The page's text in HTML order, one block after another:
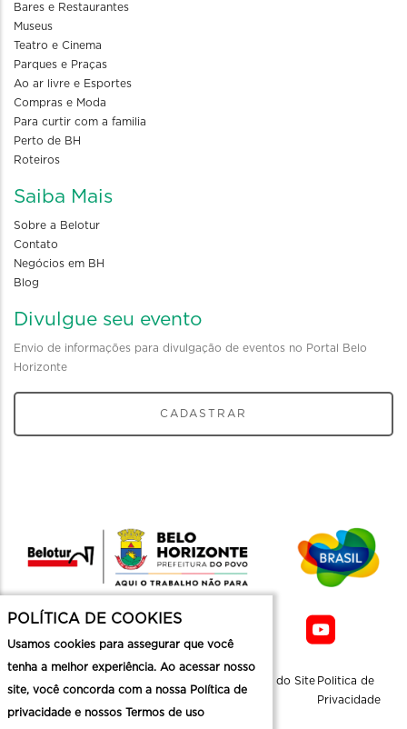
Bares e Restaurantes
Museus
Teatro e Cinema
Parques e Praças
Ao ar livre e Esportes
Compras e Moda
Para curtir com a familia
Perto de BH
Roteiros
Saiba Mais
Sobre a Belotur
Contato
Negócios em BH
Blog
Divulgue seu evento
Envio de informações para divulgação de eventos no Portal Belo
Horizonte
CADASTRAR
Mapa do Site Politica de
Privacidade
POLÍTICA DE COOKIES
Usamos cookies para assegurar que você
tenha a melhor experiência. Ao acessar nosso
site, você concorda com a nossa Política de
privacidade e nossos Termos de uso